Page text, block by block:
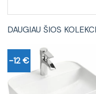
DAUGIAU ŠIOS
-12 €